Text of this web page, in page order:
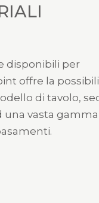
disponibili per
offre la
di tavolo,
vasta